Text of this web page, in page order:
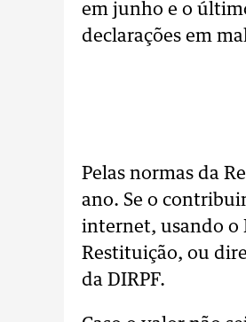
em junho e o
declarações em
Pelas normas da
ano. Se o
internet, usando o
Restituição, ou
da DIRPF.